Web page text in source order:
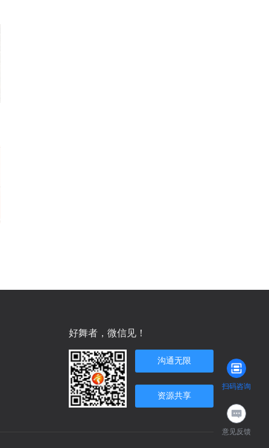
好舞者，微信见！
沟通无限
资源共享
扫码咨询
意见反馈